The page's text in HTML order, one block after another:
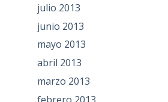
julio 2013
junio 2013
mayo 2013
abril 2013
marzo 2013